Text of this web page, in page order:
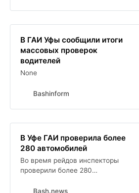
В ГАИ Уфы сообщили итоги
массовых проверок
водителей
None
Bashinform
В Уфе ГАИ проверила более
280 автомобилей
Во время рейдов инспекторы
проверили более 280
находились за рулем в состоянии
Bash.news